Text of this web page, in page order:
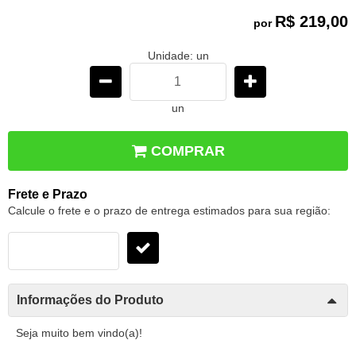
por R$ 219,00
Unidade: un
un
COMPRAR
Frete e Prazo
Calcule o frete e o prazo de entrega estimados para sua região:
Informações do Produto
Seja muito bem vindo(a)!